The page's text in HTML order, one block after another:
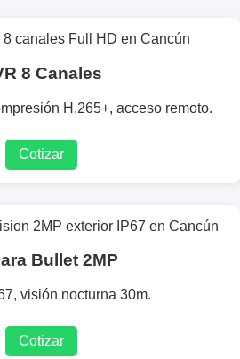
8 Canales
H.265+, acceso remoto.
Cotizar
Bullet 2MP
visión nocturna 30m.
Cotizar